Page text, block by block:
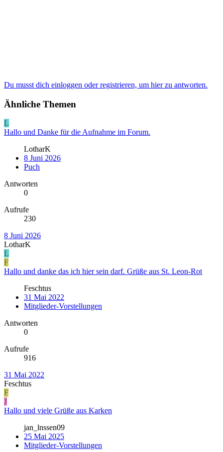
Du musst dich einloggen oder registrieren, um hier zu antworten.
Ähnliche Themen
L
Hallo und Danke für die Aufnahme im Forum.
LotharK
8 Juni 2026
Puch
Antworten
0
Aufrufe
230
8 Juni 2026
LotharK
L
F
Hallo und danke das ich hier sein darf. Grüße aus St. Leon-Rot
Feschtus
31 Mai 2022
Mitglieder-Vorstellungen
Antworten
0
Aufrufe
916
31 Mai 2022
Feschtus
F
J
Hallo und viele Grüße aus Karken
jan_lnssen09
25 Mai 2025
Mitglieder-Vorstellungen